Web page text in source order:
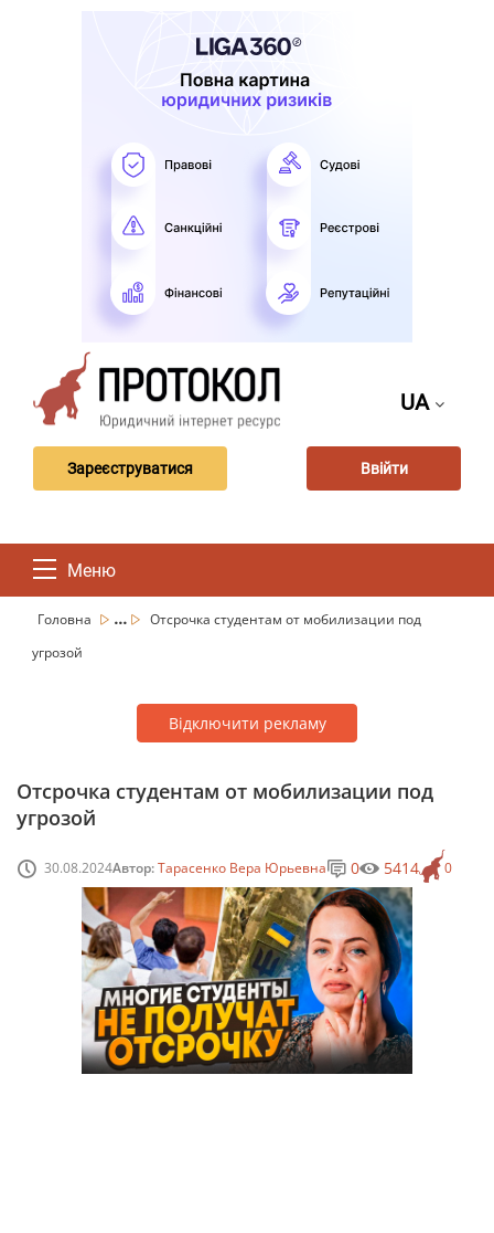
UA
Зареєструватися Ввійти
Меню
Головна ...
Отсрочка студентам от мобилизации под
угрозой
Відключити рекламу
Отсрочка студентам от мобилизации под
угрозой
30.08.2024Автор:Тарасенко Вера Юрьевна 0
0 5414